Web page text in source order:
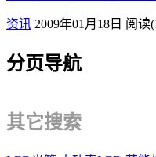
资讯 2009年01月18日 阅读
分页导航
其它搜索